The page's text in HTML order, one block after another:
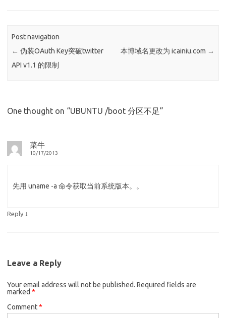
Post navigation
← 伪装OAuth Key突破twitter
API v1.1 的限制
本博域名更改为 icainiu.com →
One thought on “UBUNTU /boot 分区不足”
菜牛
10/17/2013
先用 uname -a 命令获取当前系统版本。。
Reply ↓
Leave a Reply
Your email address will not be published. Required fields are
marked *
Comment*